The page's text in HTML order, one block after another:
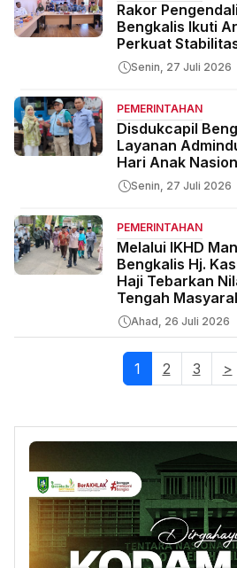
Rakor
Bengkalis Ikuti
Perkuat
Senin, 27 Juli 2026
PEMERINTAHAN
Disdukcapil
Layanan
Hari Anak
Senin, 27 Juli 2026
PEMERINTAHAN
Melalui IKHD
Bengkalis Hj.
Haji Tebarkan
Tengah
Ahad, 26 Juli 2026
1 (current)
2 3 >